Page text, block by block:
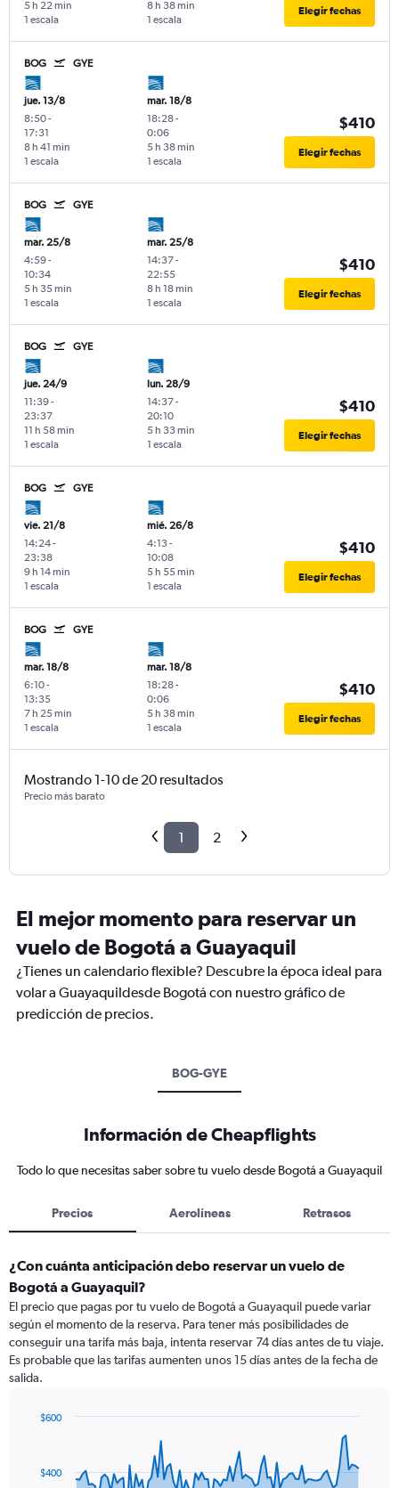
1 escala
5 h 22 min
1 escala
8 h 38 min Elegir fechas
BOG GYE
jue. 13/8
8:50-
17:31
1 escala
8 h 41 min
mar. 18/8
18:28-
0:06
1 escala
5 h 38 min
$410
Elegir fechas
BOG GYE
mar. 25/8
4:59-
10:34
1 escala
5 h 35 min
mar. 25/8
14:37-
22:55
1 escala
8 h 18 min
$410
Elegir fechas
BOG GYE
jue. 24/9
11:39-
23:37
1 escala
11 h 58 min
lun. 28/9
14:37-
20:10
1 escala
5 h 33 min
$410
Elegir fechas
BOG GYE
vie. 21/8
14:24-
23:38
1 escala
9 h 14 min
mié. 26/8
4:13-
10:08
1 escala
5 h 55 min
$410
Elegir fechas
BOG GYE
mar. 18/8
6:10-
13:35
1 escala
7 h 25 min
mar. 18/8
18:28-
0:06
1 escala
5 h 38 min
$410
Elegir fechas
Mostrando 1-10 de 20 resultados
Precio más barato
1 2
El mejor momento para reservar un
vuelo de Bogotá a Guayaquil
¿Tienes un calendario flexible? Descubre la época ideal para
volar a Guayaquildesde Bogotá con nuestro gráfico de
predicción de precios.
BOG-GYE
Información de Cheapflights
Todo lo que necesitas saber sobre tu vuelo desde Bogotá a Guayaquil
Precios Aerolíneas Retrasos
¿Con cuánta anticipación debo reservar un vuelo de
Bogotá a Guayaquil?
El precio que pagas por tu vuelo de Bogotá a Guayaquil puede variar
según el momento de la reserva. Para tener más posibilidades de
conseguir una tarifa más baja, intenta reservar 74 días antes de tu viaje.
Es probable que las tarifas aumenten unos 15 días antes de la fecha de
salida.
data
$400
$600